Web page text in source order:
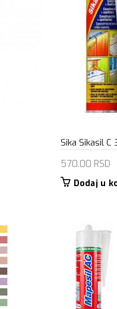
Sika Sikasil
570.00 RSD
Dodaj u